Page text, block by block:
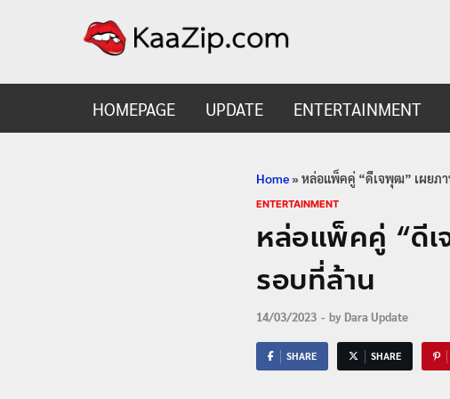
HOMEPAGE UPDATE ENTERTAINMENT
Home»หล่อแพ็คคู่ “ดีเจพุฒ” เผยภ
ENTERTAINMENT
หล่อแพ็คคู่ “ดี
รอบที่ล้าน
14/03/2023 - by Dara Update
SHARE SHARE